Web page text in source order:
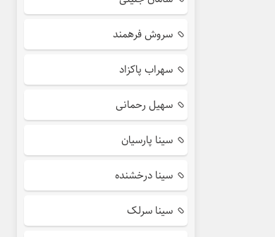
سروش فرهمند
سهراب پاکزاد
سهیل رحمانی
سینا پارسیان
سینا درخشنده
سینا سرلک